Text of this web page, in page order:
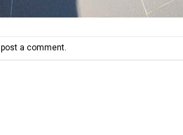
post a comment